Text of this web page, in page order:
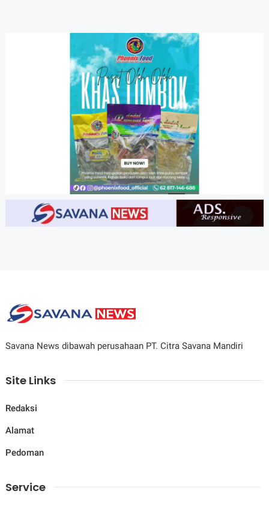
Savana News dibawah perusahaan PT. Citra Savana Mandiri
Site Links
Redaksi
Alamat
Pedoman
Service